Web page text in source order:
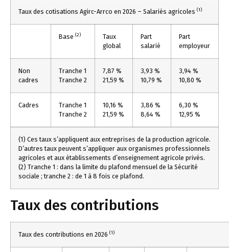
Taux des cotisations Agirc-Arrco en 2026 – Salariés agricoles (1)
Base (2)
Taux
global
Part
salarié
Part
employeur
Non
cadres
Tranche 1
Tranche 2
7,87 %
21,59 %
3,93 %
10,79 %
3,94 %
10,80 %
Cadres
Tranche 1
Tranche 2
10,16 %
21,59 %
3,86 %
8,64 %
6,30 %
12,95 %
(1) Ces taux s’appliquent aux entreprises de la production agricole.
D’autres taux peuvent s’appliquer aux organismes professionnels
agricoles et aux établissements d’enseignement agricole privés.
(2) Tranche 1 : dans la limite du plafond mensuel de la Sécurité
sociale ; tranche 2 : de 1 à 8 fois ce plafond.
Taux des contributions
Taux des contributions en 2026 (1)